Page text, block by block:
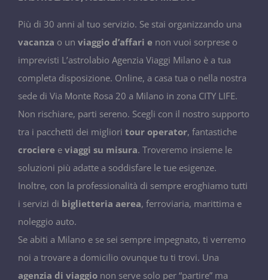
Più di 30 anni al tuo servizio. Se stai organizzando una
vacanza o un viaggio d’affari e non vuoi sorprese o
imprevisti L’astrolabio Agenzia Viaggi Milano è a tua
completa disposizione. Online, a casa tua o nella nostra
sede di Via Monte Rosa 20 a Milano in zona CITY LIFE.
Non rischiare, parti sereno. Scegli con il nostro supporto
tra i pacchetti dei migliori tour operator, fantastiche
crociere e viaggi su misura. Troveremo insieme le
soluzioni più adatte a soddisfare le tue esigenze.
Inoltre, con la professionalità di sempre eroghiamo tutti
i servizi di biglietteria aerea, ferroviaria, marittima e
noleggio auto.
Se abiti a Milano e se sei sempre impegnato, ti verremo
noi a trovare a domicilio ovunque tu ti trovi. Una
agenzia di viaggio non serve solo per “partire” ma